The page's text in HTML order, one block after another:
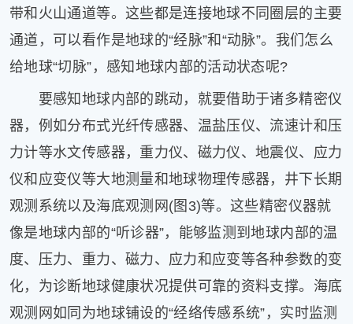
带和火山通道等。这些都是连接地球不同圈层的主要
通道，可以看作是地球的“经脉”和“动脉”。我们怎么
给地球“切脉”，感知地球内部的活动状态呢?
要感知地球内部的跳动，就要借助于诸多精密仪
器，例如分布式光纤传感器、温盐压仪、流速计和压
力计等水文传感器，重力仪、磁力仪、地震仪、应力
仪和应变仪等大地测量和地球物理传感器，井下长期
观测系统以及海底观测网(图3)等。这些精密仪器就
像是地球内部的“听诊器”，能够监测到地球内部的温
度、压力、重力、磁力、应力和应变等各种参数的变
化，为诊断地球健康状况提供可靠的资料支撑。海底
观测网如同为地球铺设的“经络传感系统”，实时监测